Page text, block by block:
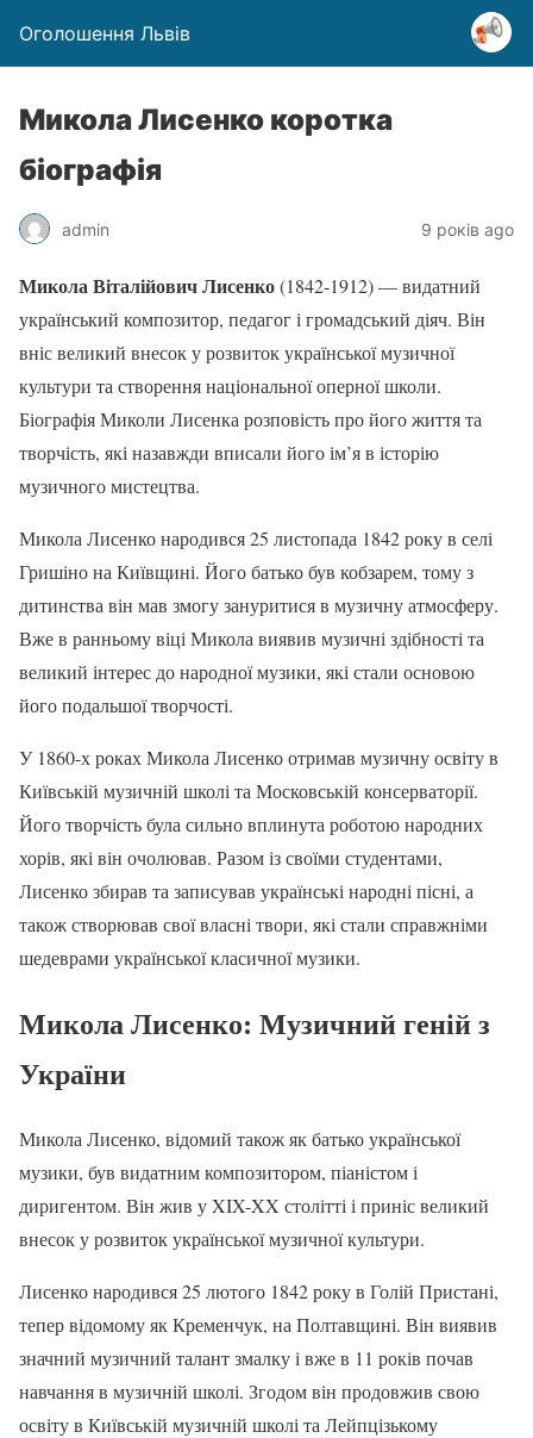
Оголошення Львів
Микола Лисенко коротка
біографія
admin 9 років ago
Микола Віталійович Лисенко(1842-1912) — видатний
український композитор, педагог і громадський діяч. Він
вніс великий внесок у розвиток української музичної
культури та створення національної оперної школи.
Біографія Миколи Лисенка розповість про його життя та
творчість, які назавжди вписали його ім’я в історію
музичного мистецтва.
Микола Лисенко народився 25 листопада 1842 року в селі
Гришіно на Київщині. Його батько був кобзарем, тому з
дитинства він мав змогу зануритися в музичну атмосферу.
Вже в ранньому віці Микола виявив музичні здібності та
великий інтерес до народної музики, які стали основою
його подальшої творчості.
У 1860-х роках Микола Лисенко отримав музичну освіту в
Київській музичній школі та Московській консерваторії.
Його творчість була сильно вплинута роботою народних
хорів, які він очолював. Разом із своїми студентами,
Лисенко збирав та записував українські народні пісні, а
також створював свої власні твори, які стали справжніми
шедеврами української класичної музики.
Микола Лисенко: Музичний геній з
України
Микола Лисенко, відомий також як батько української
музики, був видатним композитором, піаністом і
диригентом. Він жив у XIX-XX столітті і приніс великий
внесок у розвиток української музичної культури.
Лисенко народився 25 лютого 1842 року в Голій Пристані,
тепер відомому як Кременчук, на Полтавщині. Він виявив
значний музичний талант змалку і вже в 11 років почав
навчання в музичній школі. Згодом він продовжив свою
освіту в Київській музичній школі та Лейпцізькому